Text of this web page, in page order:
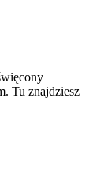
Tu znajdziesz